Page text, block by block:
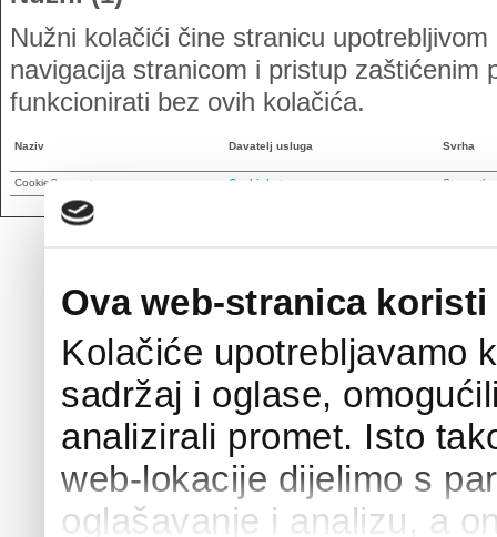
Ova web-stranica
Kolačiće upotrebljavamo
sadržaj i oglase,
analizirali promet. Isto
web-lokacije dijelimo s
oglašavanje i analizu, a
Nužni kolačići čine stranicu
navigacija stranicom i pristup zaštićenim
funkcionirati bez ovih kolačića.
Naziv Davatelj usluga Svrha
CookieConsent Cookiebot Stores